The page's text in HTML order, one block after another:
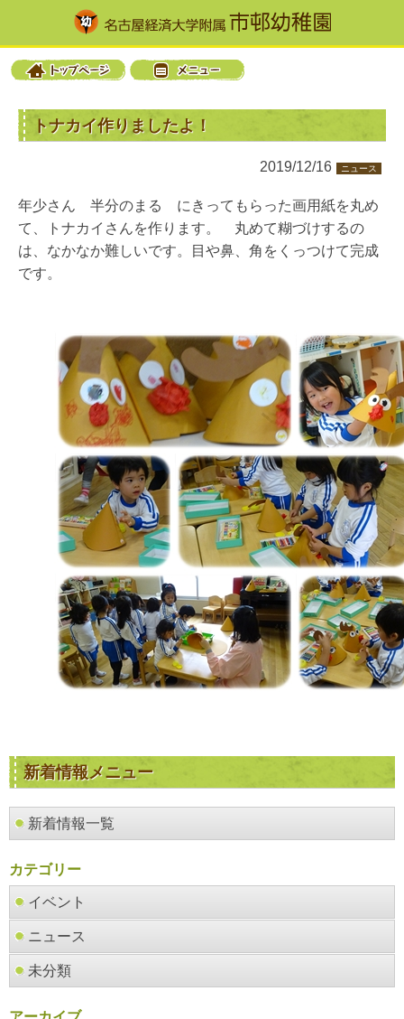
トナカイ作りましたよ！
2019/12/16 ニュース
年少さん 半分のまる にきってもらった画用紙を丸め
て、トナカイさんを作ります。 丸めて糊づけするの
は、なかなか難しいです。目や鼻、角をくっつけて完成
です。
新着情報メニュー
新着情報一覧
カテゴリー
イベント
ニュース
未分類